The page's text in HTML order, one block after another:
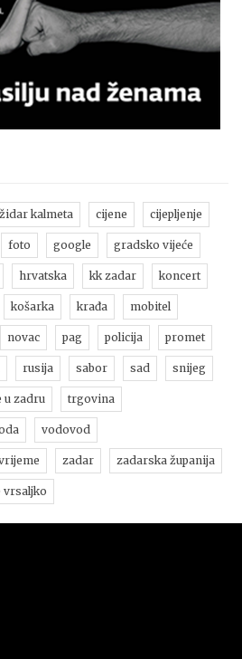
kalmeta cijene cijepljenje
foto google gradsko vijeće
hrvatska kk zadar koncert
košarka krađa mobitel
novac pag policija promet
rusija sabor sad snijeg
u zadru trgovina
vodovod
zadar zadarska županija
vrsaljko